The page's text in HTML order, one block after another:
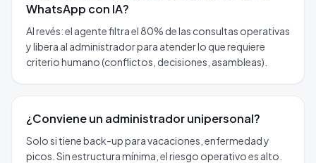
WhatsApp con IA?
Al revés: el agente filtra el 80% de las consultas operativas
y libera al administrador para atender lo que requiere
criterio humano (conflictos, decisiones, asambleas).
¿Conviene un administrador unipersonal?
Solo si tiene back-up para vacaciones, enfermedad y
picos. Sin estructura mínima, el riesgo operativo es alto.